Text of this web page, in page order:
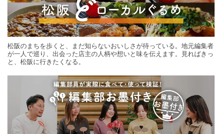
松阪のまちを歩くと、まだ知らないおいしさが待っている。地元編集者
が一人で巡り、出会った店主の人柄や想いと味を伝えます。見ればきっ
と、松阪に行きたくなる。